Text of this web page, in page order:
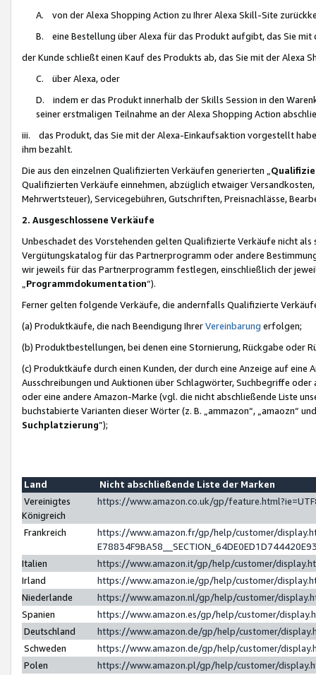
A. von der Alexa Shopping Action zu Ihrer Alexa Skill-Site
B. eine Bestellung über Alexa für das Produkt aufgibt, das Sie mit
der Kunde schließt einen Kauf des Produkts ab, das Sie mit der Alexa
C. über Alexa, oder
D. indem er das Produkt innerhalb der Skills Session in den
seiner erstmaligen Teilnahme an der Alexa Shopping Action
iii. das Produkt, das Sie mit der Alexa-Einkaufsaktion vorgestellt
ihm bezahlt.
Die aus den einzelnen Qualifizierten Verkäufen generierten „
Qualifizierten Verkäufe einnehmen, abzüglich etwaiger
Mehrwertsteuer), Servicegebühren, Gutschriften, Preisnachlässe,
2. Ausgeschlossene Verkäufe
Unbeschadet des Vorstehenden gelten Qualifizierte Verkäufe nicht
Vergütungskatalog für das Partnerprogramm oder andere
wir jeweils für das Partnerprogramm festlegen, einschließlich der
Programmdokumentation“).
Ferner gelten folgende Verkäufe, die andernfalls Qualifizierte
(a) Produktkäufe, die nach Beendigung IhrerVereinbarung erfolgen;
(b) Produktbestellungen, bei denen eine Stornierung, Rückgabe oder
(c) Produktkäufe durch einen Kunden, der durch eine Anzeige auf
Ausschreibungen und Auktionen über Schlagwörter, Suchbegriffe
oder eine andere Amazon-Marke (vgl. die nicht abschließende Liste
buchstabierte Varianten dieser Wörter (z. B. „ammazon“, „amaozn“
Suchplatzierung”);
Land
Nicht abschließende Liste der Marken
Vereinigtes
Königreich
https://www.amazon.co.uk/gp/
Frankreich
https://www.amazon.fr/gp/help/customer/
Italien
https://www.amazon.it/gp/help/customer/
Irland
https://www.amazon.ie/gp/help/customer/
Niederlande
https://www.amazon.nl/gp/help/customer/
Spanien
https://www.amazon.es/gp/help/customer/
Deutschland
https://www.amazon.de/gp/help/customer/
Schweden
https://www.amazon.de/gp/help/customer/
Polen
https://www.amazon.pl/gp/help/customer/